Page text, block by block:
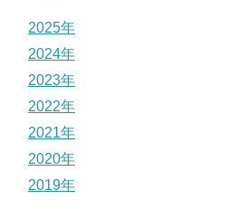
2025年
2024年
2023年
2022年
2021年
2020年
2019年